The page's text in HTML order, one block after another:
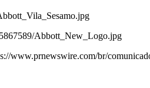
Abbott_New_Logo.jpg
www.prnewswire.com/br/